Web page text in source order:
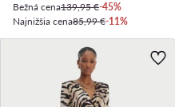
Bežná cena139,95 €-45%
Najnižšia cena85,99 €-11%